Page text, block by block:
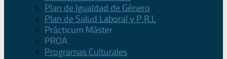
Plan de Igualdad de Género
Plan de Salud Laboral y P.R.L
Prácticum Máster
PROA
Programas Culturales